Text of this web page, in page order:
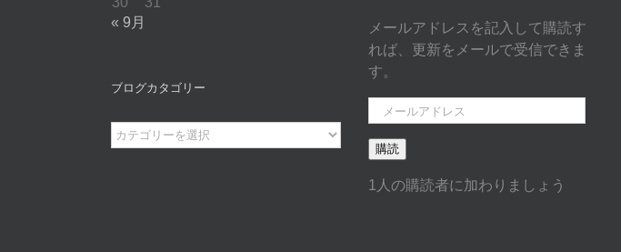
« 9月
ブログカタゴリー
ブ
ロ
メールアドレスを記入して購読す
れば、更新をメールで受信できま
す。
ー
ル
ド
購読
1人の購読者に加わりましょう